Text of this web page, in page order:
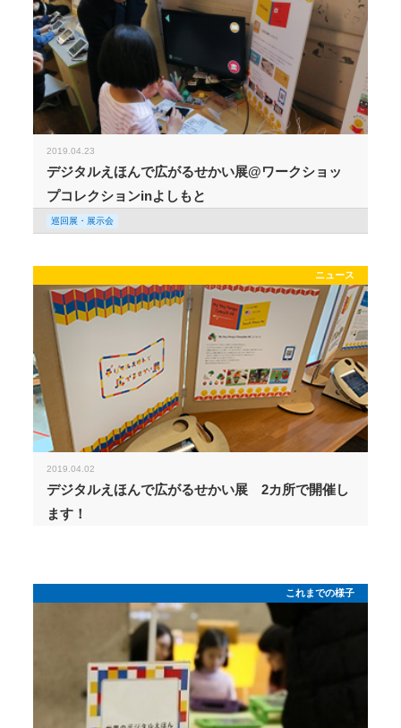
2019.04.23
デジタルえほんで広がるせかい展@ワークショッ
プコレクションinよしもと
巡回展・展示会
ニュース
2019.04.02
デジタルえほんで広がるせかい展 2カ所で開催し
ます！
これまでの様子